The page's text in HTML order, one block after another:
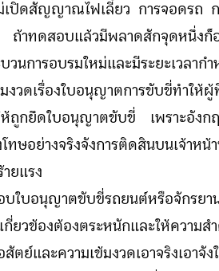
เปิดสัญญาณไฟเลี้ยว การจอดรถ ก
ถ้าทดสอบแล้วมีพลาดสักจุดหนึ่งก็
วนการอบรมใหม่และมีระยะเวลากำ
เรื่องใบอนุญาตการขับขี่ทำให้ผู้
ห้ถูกยึดใบอนุญาตขับขี่ เพราะอังก
ทษอย่างจริงจังการติดสินบนเจ้าหน้
ยแรง
ใบอนุญาตขับขี่รถยนต์หรือจักรยา
ยวข้องต้องตระหนักและให้ความส
ตย์และความเข้มงวดเอาจริงเอาจัง